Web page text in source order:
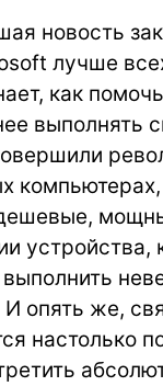
новость
лучше
как
выполнять
устройства,
опять же,
настолько